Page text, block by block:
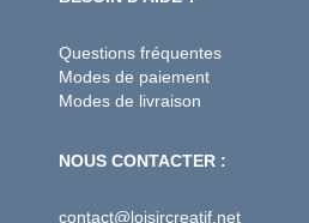
Questions fréquentes
Modes de paiement
Modes de livraison
NOUS CONTACTER :
contact@loisircreatif.net